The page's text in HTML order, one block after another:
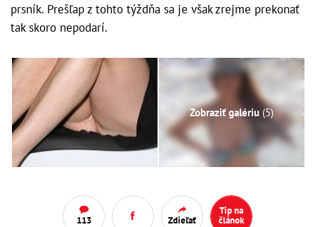
prsník. Prešľap z tohto týždňa sa je však zrejme prekonať
tak skoro nepodarí.
Zobraziť galériu (5)
113 Zdieľať
Tip na
článok